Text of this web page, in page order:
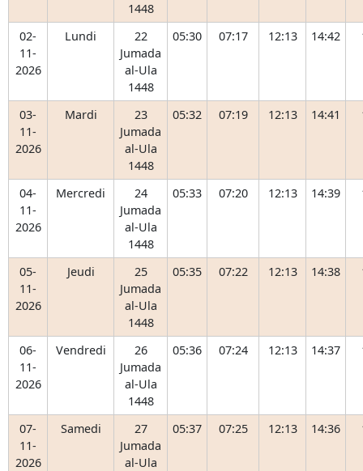
1448
02-
11-
2026
Lundi
22
Jumada
al-Ula
1448
05:30 07:17 12:13 14:42
03-
11-
2026
Mardi
23
Jumada
al-Ula
1448
05:32 07:19 12:13 14:41
04-
11-
2026
Mercredi
24
Jumada
al-Ula
1448
05:33 07:20 12:13 14:39
05-
11-
2026
Jeudi
25
Jumada
al-Ula
1448
05:35 07:22 12:13 14:38
06-
11-
2026
Vendredi
26
Jumada
al-Ula
1448
05:36 07:24 12:13 14:37
07-
11-
2026
Samedi
27
Jumada
al-Ula
05:37 07:25 12:13 14:36